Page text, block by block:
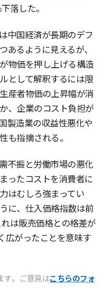
落した。
中国経済が長期のデフ
あるように見えるが、
物価を押し上げる構造
として解釈するには限
産者物価の上昇幅が消
、企業のコスト負担が
製造業の収益性悪化や
も指摘される。
不振と労働市場の悪化
ったコストを消費者に
はむしろ強まってい
に、仕入価格指数は前
は販売価格との格差が
広がったことを意味す
す。ご意見はこちらのフォ